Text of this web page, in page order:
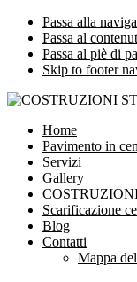
Passa alla
Passa al
Passa al piè di
Skip to footer
COSTRUZIONI
Impresa leader nelle
Home
Pavimento in
Servizi
Gallery
Scarificazione
Blog
Contatti
Mappa